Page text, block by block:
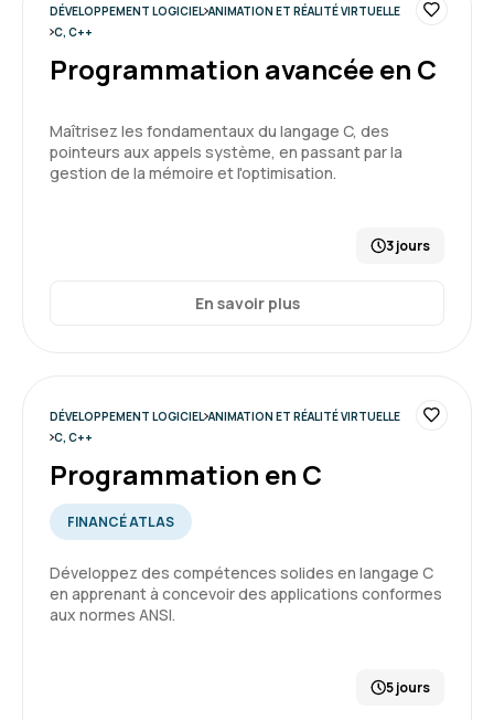
DÉVELOPPEMENT LOGICIEL ANIMATION ET RÉALITÉ VIRTUELLE
C, C++
Programmation avancée en C
Maîtrisez les fondamentaux du langage C, des
pointeurs aux appels système, en passant par la
gestion de la mémoire et l'optimisation.
3 jours
En savoir plus
DÉVELOPPEMENT LOGICIEL ANIMATION ET RÉALITÉ VIRTUELLE
C, C++
Programmation en C
FINANCÉ ATLAS
Développez des compétences solides en langage C
en apprenant à concevoir des applications conformes
aux normes ANSI.
5 jours